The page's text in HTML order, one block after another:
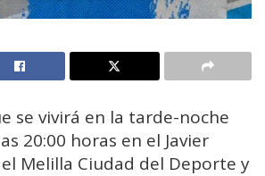
se vivirá en la tarde-noche
20:00 horas en el Javier
Melilla Ciudad del Deporte y